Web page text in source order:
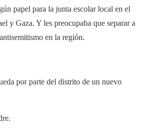
papel para la junta escolar local en el
y Gaza. Y les preocupaba que separar a
en la región.
por parte del distrito de un nuevo